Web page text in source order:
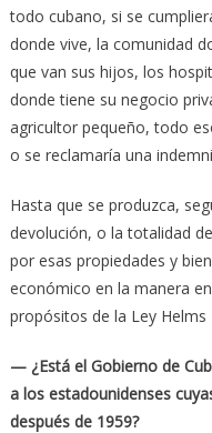
todo cubano, si se
donde vive, la comunidad
que van sus hijos, los
donde tiene su negocio
agricultor pequeño, todo
o se reclamaría una
Hasta que se produzca,
devolución, o la totalidad
por esas propiedades y
económico en la manera
propósitos de la Ley Helms
— ¿Está el Gobierno de
a los estadounidenses
después de 1959?